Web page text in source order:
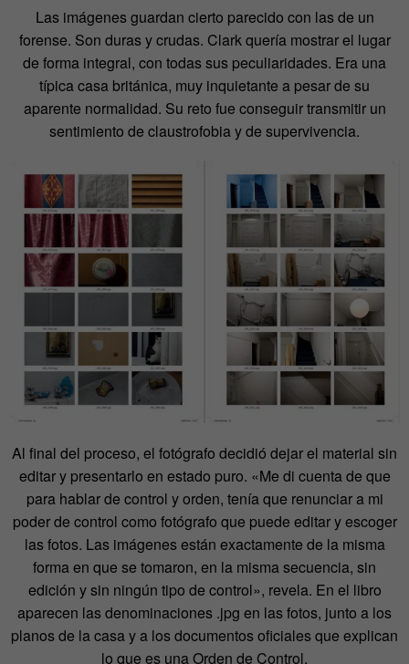
Las imágenes guardan cierto parecido con las de un
forense. Son duras y crudas. Clark quería mostrar el lugar
de forma integral, con todas sus peculiaridades. Era una
típica casa británica, muy inquietante a pesar de su
aparente normalidad. Su reto fue conseguir transmitir un
sentimiento de claustrofobia y de supervivencia.
Al final del proceso, el fotógrafo decidió dejar el material sin
editar y presentarlo en estado puro. «Me di cuenta de que
para hablar de control y orden, tenía que renunciar a mi
poder de control como fotógrafo que puede editar y escoger
las fotos. Las imágenes están exactamente de la misma
forma en que se tomaron, en la misma secuencia, sin
edición y sin ningún tipo de control», revela. En el libro
aparecen las denominaciones .jpg en las fotos, junto a los
planos de la casa y a los documentos oficiales que explican
lo que es una Orden de Control.